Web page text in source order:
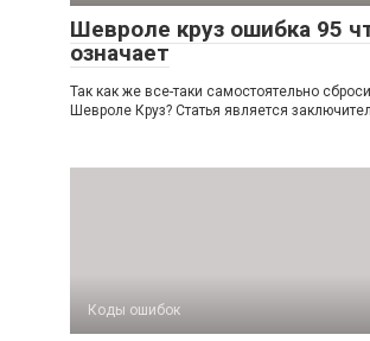
Шевроле круз ошибка 95
означает
Так как же все-таки самостоятельно
Шевроле Круз? Статья является
Коды ошибок